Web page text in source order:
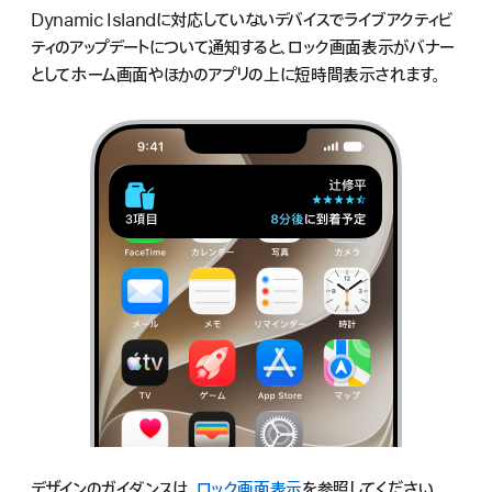
Dynamic Islandに対応していないデバイスでライブアクティビ
ティのアップデートについて通知すると、ロック画面表示がバナー
としてホーム画面やほかのアプリの上に短時間表示されます。